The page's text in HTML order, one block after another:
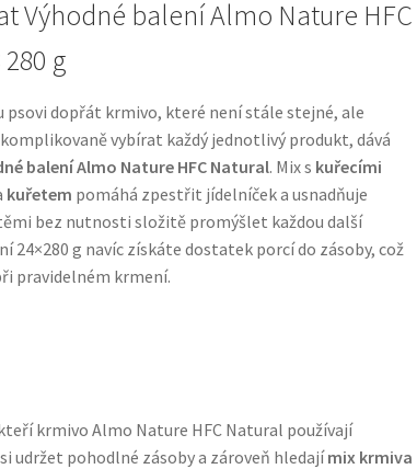
Výhodné balení Almo Nature HFC
g
psovi dopřát krmivo, které není stále stejné, ale
vybírat každý jednotlivý produkt, dává
balení Almo Nature HFC Natural. Mix s kuřecími
kuřetem pomáhá zpestřit jídelníček a usnadňuje
bez nutnosti složitě promýšlet každou další
24×280 g navíc získáte dostatek porcí do zásoby, což
pravidelném krmení.
krmivo Almo Nature HFC Natural používají
udržet pohodlné zásoby a zároveň hledajímix krmiva